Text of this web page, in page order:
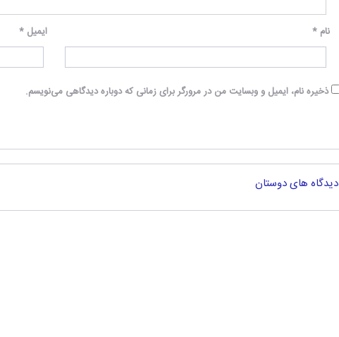
نام * ایمیل*
ذخیره نام، ایمیل و وبسایت من در مرورگر برای زمانی که دوباره دیدگاهی می‌نویسم.
دیدگاه های دوستان